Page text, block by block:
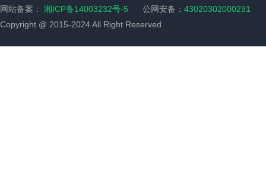
网站备案： 湘ICP备14003232号-5 公网安备： 43020302000291
Copyright @ 2015-2024 All Right Reserved